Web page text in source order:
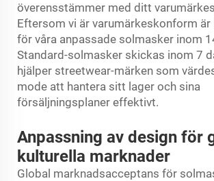
överensstämmer med ditt
Eftersom vi är varumärkeskonform är
för våra anpassade solmasker inom
Standard-solmasker skickas inom 7
hjälper streetwear-märken som
mode att hantera sitt lager och sina
försäljningsplaner effektivt.
Anpassning av design för
kulturella marknader
Global marknadsacceptans för